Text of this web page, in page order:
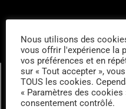
Nous utilisons des
vous offrir l'expérience la
vos préférences et en
sur « Tout accepter »,
TOUS les cookies.
« Paramètres des cookies
consentement contrôlé.